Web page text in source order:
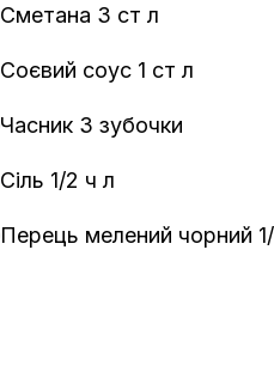
Сметана 3 ст л
Соєвий соус 1 ст л
Часник 3 зубочки
Сіль 1/2 ч л
Перець мелений чорний